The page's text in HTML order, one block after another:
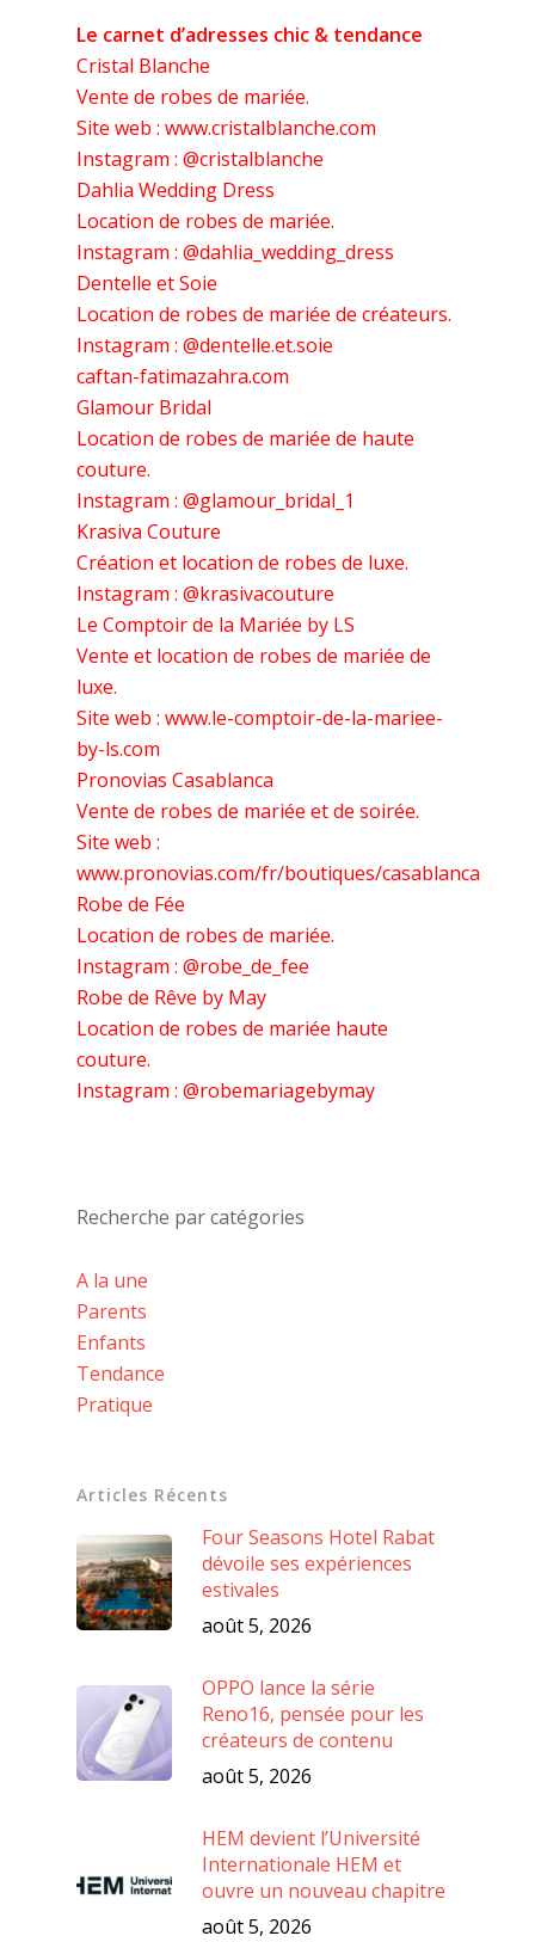
Le carnet d’adresses chic & tendance
Cristal Blanche
Vente de robes de mariée.
Site web : www.cristalblanche.com
Instagram : @cristalblanche
Dahlia Wedding Dress
Location de robes de mariée.
Instagram : @dahlia_wedding_dress
Dentelle et Soie
Location de robes de mariée de créateurs.
Instagram : @dentelle.et.soie
caftan-fatimazahra.com
Glamour Bridal
Location de robes de mariée de haute
couture.
Instagram : @glamour_bridal_1
Krasiva Couture
Création et location de robes de luxe.
Instagram : @krasivacouture
Le Comptoir de la Mariée by LS
Vente et location de robes de mariée de
luxe.
Site web : www.le-comptoir-de-la-mariee-
by-ls.com
Pronovias Casablanca
Vente de robes de mariée et de soirée.
Site web :
www.pronovias.com/fr/boutiques/casablanca
Robe de Fée
Location de robes de mariée.
Instagram : @robe_de_fee
Robe de Rêve by May
Location de robes de mariée haute
couture.
Instagram : @robemariagebymay
Recherche par catégories
A la une
Parents
Enfants
Tendance
Pratique
Articles Récents
Four Seasons Hotel Rabat
dévoile ses expériences
estivales
août 5, 2026
OPPO lance la série
Reno16, pensée pour les
créateurs de contenu
août 5, 2026
HEM devient l’Université
Internationale HEM et
ouvre un nouveau chapitre
août 5, 2026